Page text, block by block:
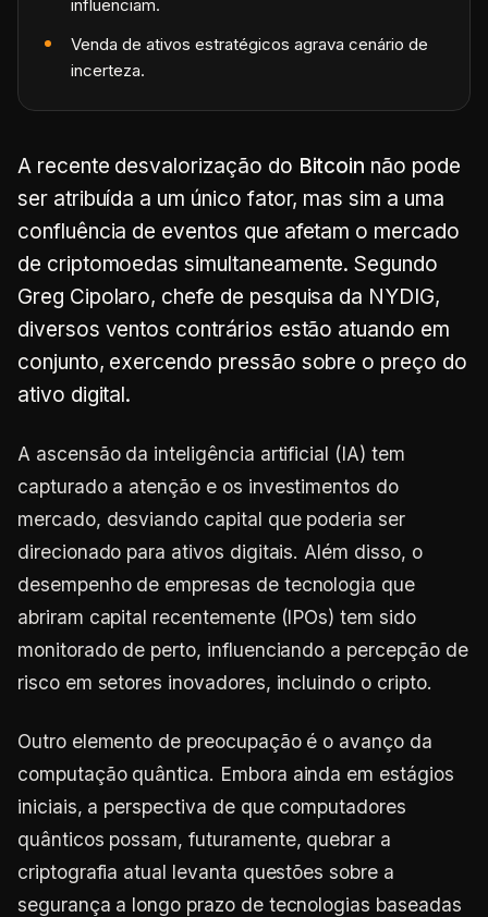
influenciam.
Venda de ativos estratégicos agrava cenário de
incerteza.
A recente desvalorização do Bitcoin não pode
ser atribuída a um único fator, mas sim a uma
confluência de eventos que afetam o mercado
de criptomoedas simultaneamente. Segundo
Greg Cipolaro, chefe de pesquisa da NYDIG,
diversos ventos contrários estão atuando em
conjunto, exercendo pressão sobre o preço do
ativo digital.
A ascensão da inteligência artificial (IA) tem
capturado a atenção e os investimentos do
mercado, desviando capital que poderia ser
direcionado para ativos digitais. Além disso, o
desempenho de empresas de tecnologia que
abriram capital recentemente (IPOs) tem sido
monitorado de perto, influenciando a percepção de
risco em setores inovadores, incluindo o cripto.
Outro elemento de preocupação é o avanço da
computação quântica. Embora ainda em estágios
iniciais, a perspectiva de que computadores
quânticos possam, futuramente, quebrar a
criptografia atual levanta questões sobre a
segurança a longo prazo de tecnologias baseadas